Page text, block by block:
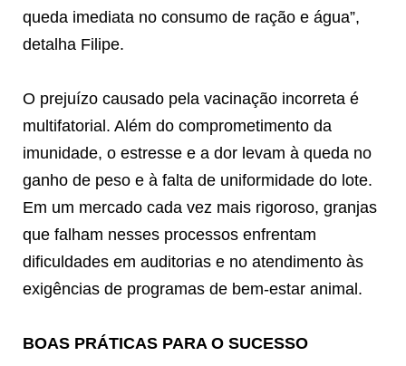
queda imediata no consumo de ração e água”,
detalha Filipe.
O prejuízo causado pela vacinação incorreta é
multifatorial. Além do comprometimento da
imunidade, o estresse e a dor levam à queda no
ganho de peso e à falta de uniformidade do lote.
Em um mercado cada vez mais rigoroso, granjas
que falham nesses processos enfrentam
dificuldades em auditorias e no atendimento às
exigências de programas de bem-estar animal.
BOAS PRÁTICAS PARA O SUCESSO